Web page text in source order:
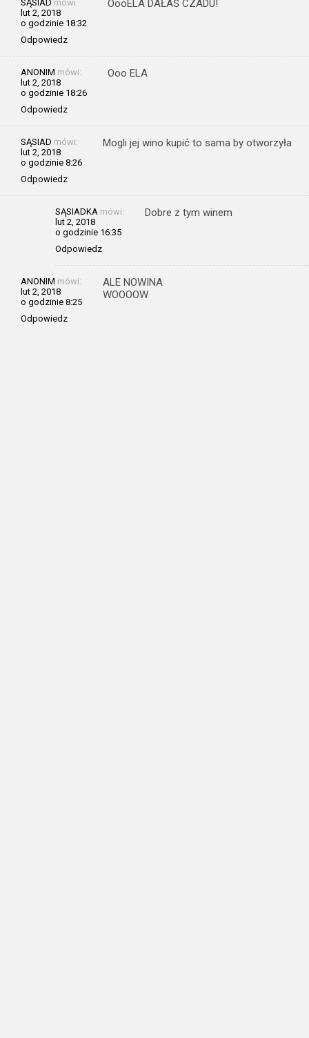
SĄSIAD mówi:
lut 2, 2018
o godzinie 18:32
Odpowiedz
OooELA DAŁAŚ CZADU!
ANONIM mówi:
lut 2, 2018
o godzinie 18:26
Odpowiedz
Ooo ELA
SĄSIAD mówi:
lut 2, 2018
o godzinie 8:26
Odpowiedz
Mogli jej wino kupić to sama by otworzyła
SĄSIADKA mówi:
lut 2, 2018
o godzinie 16:35
Odpowiedz
Dobre z tym winem
ANONIM mówi:
lut 2, 2018
o godzinie 8:25
Odpowiedz
ALE NOWINA
WOOOOW